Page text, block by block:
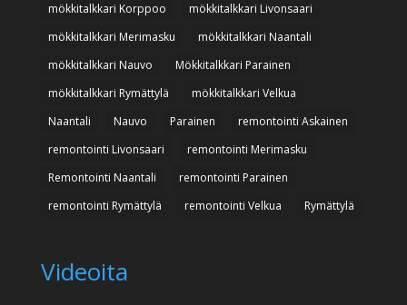
mökkitalkkari Korppoo
mökkitalkkari Livonsaari
mökkitalkkari Merimasku
mökkitalkkari Naantali
mökkitalkkari Nauvo
Mökkitalkkari Parainen
mökkitalkkari Rymättylä
mökkitalkkari Velkua
Naantali
Nauvo Parainen
remontointi Askainen
remontointi Livonsaari
remontointi Merimasku
Remontointi Naantali
remontointi Parainen
remontointi Rymättylä
remontointi Velkua Rymättylä
Videoita